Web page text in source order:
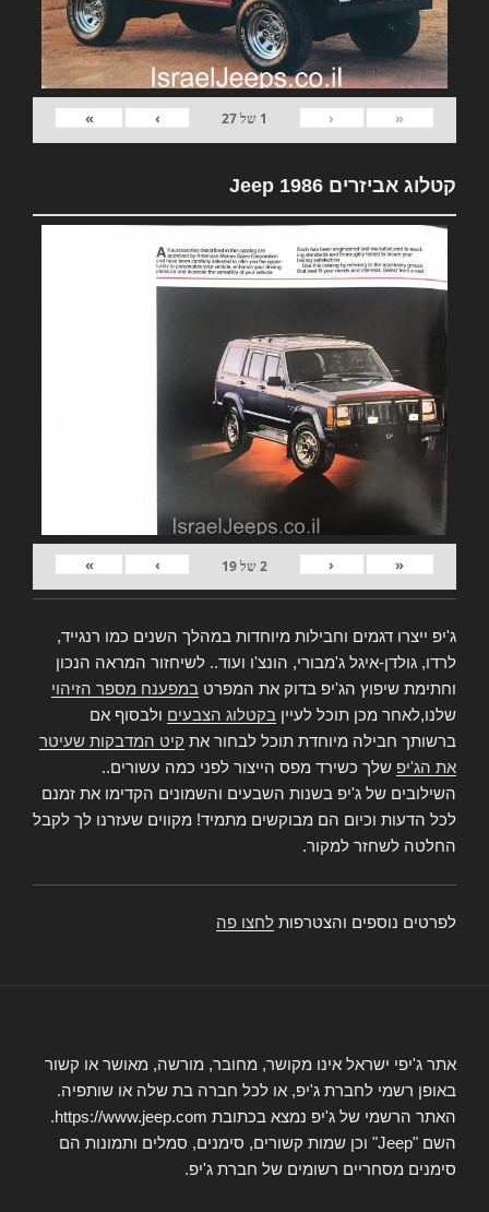
«
‹
1 של27
›
»
קטלוג אביזרים Jeep 1986
«
‹
2של19
›
»
ג'יפ ייצרו דגמים וחבילות מיוחדות במהלך השנים כמו רנגייד,
לרדו, גולדן-איגל ג'מבורי, הונצ'ו ועוד.. לשיחזור המראה הנכון
וחתימת שיפוץ הג'יפ בדוק את המפרט במפענח מספר הזיהוי
שלנו,לאחר מכן תוכל לעיין בקטלוג הצבעים ולבסוף אם
ברשותך חבילה מיוחדת תוכל לבחור את קיט המדבקות שעיטר
את הג'יפ שלך כשירד מפס הייצור לפני כמה עשורים..
השילובים של ג'יפ בשנות השבעים והשמונים הקדימו את זמנם
לכל הדעות וכיום הם מבוקשים מתמיד! מקווים שעזרנו לך לקבל
החלטה לשחזר למקור.
לפרטים נוספים והצטרפות לחצו פה
אתר ג'יפי ישראל אינו מקושר, מחובר, מורשה, מאושר או קשור
באופן רשמי לחברת ג'יפ, או לכל חברה בת שלה או שותפיה.
האתר הרשמי של ג'יפ נמצא בכתובת https://www.jeep.com.
השם "Jeep" וכן שמות קשורים, סימנים, סמלים ותמונות הם
סימנים מסחריים רשומים של חברת ג'יפ.